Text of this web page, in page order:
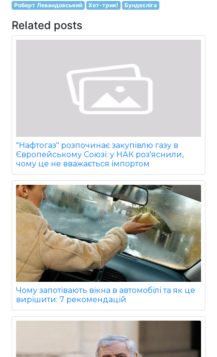
Роберт Левандовський
Хет-трик! Бундесліга
Related posts
"Нафтогаз" розпочинає закупівлю газу в
Європейському Союзі: у НАК роз'яснили,
чому це не вважається імпортом
Чому запотівають вікна в автомобілі та як це
вирішити: 7 рекомендацій